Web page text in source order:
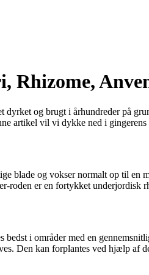
Rhizome,
og brugt i århundreder på
vil vi dykke ned i
blade og vokser normalt op til en
er en fortykket underjordisk
i områder med en
Den kan forplantes ved hjælp af